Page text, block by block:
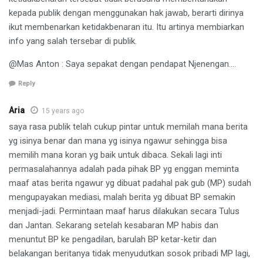
kepada publik dengan menggunakan hak jawab, berarti dirinya
ikut membenarkan ketidakbenaran itu. Itu artinya membiarkan
info yang salah tersebar di publik.
@Mas Anton : Saya sepakat dengan pendapat Njenengan….
Reply
Aria 15 years ago
saya rasa publik telah cukup pintar untuk memilah mana berita
yg isinya benar dan mana yg isinya ngawur sehingga bisa
memilih mana koran yg baik untuk dibaca. Sekali lagi inti
permasalahannya adalah pada pihak BP yg enggan meminta
maaf atas berita ngawur yg dibuat padahal pak gub (MP) sudah
mengupayakan mediasi, malah berita yg dibuat BP semakin
menjadi-jadi. Permintaan maaf harus dilakukan secara Tulus
dan Jantan. Sekarang setelah kesabaran MP habis dan
menuntut BP ke pengadilan, barulah BP ketar-ketir dan
belakangan beritanya tidak menyudutkan sosok pribadi MP lagi,